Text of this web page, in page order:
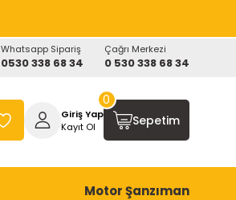
Whatsapp Sipariş
0530 338 68 34
Çağrı Merkezi
0 530 338 68 34
Giriş Yap
Kayıt Ol
Sepetim
0
Motor Şanzıman